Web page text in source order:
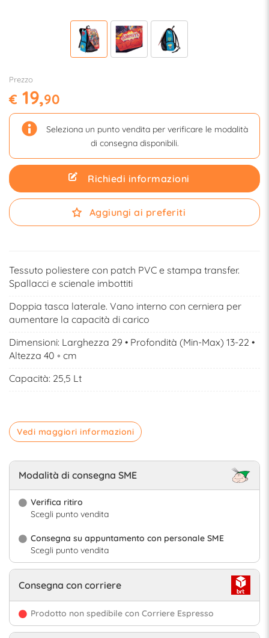
Prezzo
€ 19,90
Seleziona un punto vendita per verificare le modalità
di consegna disponibili.
Richiedi informazioni
Aggiungi ai preferiti
Tessuto poliestere con patch PVC e stampa transfer.
Spallacci e scienale imbottiti
Doppia tasca laterale. Vano interno con cerniera per
aumentare la capacità di carico
Dimensioni: Larghezza 29 • Profondità (Min-Max) 13-22 •
Altezza 40 ◦ cm
Capacità: 25,5 Lt
Vedi maggiori informazioni
Modalità di consegna SME
Verifica ritiro
Scegli punto vendita
Consegna su appuntamento con personale SME
Scegli punto vendita
Consegna con corriere
Prodotto non spedibile con Corriere Espresso